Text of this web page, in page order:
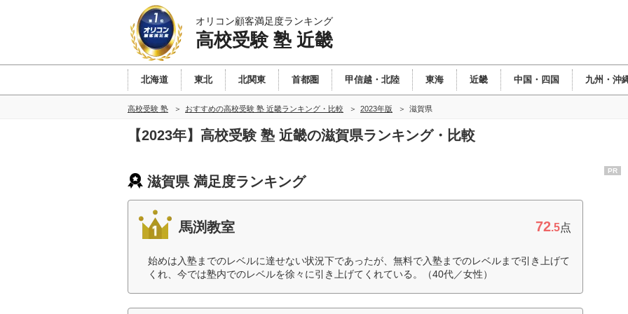
オリコン顧客満足度ランキング
高校受験 塾 近畿
北海道 東北 北関東 首都圏 甲信越・北陸 東海 近畿 中国・四国 九州・沖
高校受験 塾 おすすめの高校受験 塾 近畿ランキング・比較 2023年版 滋賀県
【2023年】高校受験 塾 近畿の滋賀県ランキング・比較
滋賀県 満足度ランキング
馬渕教室 72.5点
始めは入塾までのレベルに達せない状況下であったが、無料で入塾までのレベルまで引き上げて
くれ、今では塾内でのレベルを徐々に引き上げてくれている。（40代／女性）
PR